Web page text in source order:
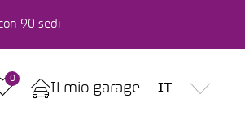
90 sedi
0
Il mio garage IT